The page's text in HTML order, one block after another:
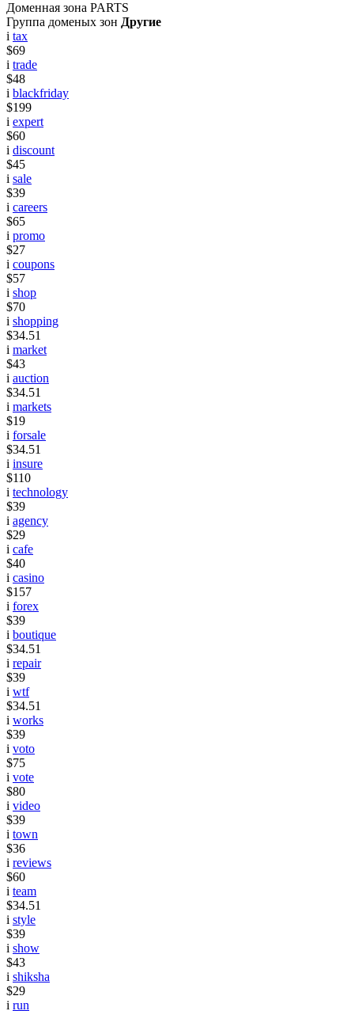
Доменная зона PARTS
Группа доменых зон Другие
i tax
$69
i trade
$48
i blackfriday
$199
i expert
$60
i discount
$45
i sale
$39
i careers
$65
i promo
$27
i coupons
$57
i shop
$70
i shopping
$34.51
i market
$43
i auction
$34.51
i markets
$19
i forsale
$34.51
i insure
$110
i technology
$39
i agency
$29
i cafe
$40
i casino
$157
i forex
$39
i boutique
$34.51
i repair
$39
i wtf
$34.51
i works
$39
i voto
$75
i vote
$80
i video
$39
i town
$36
i reviews
$60
i team
$34.51
i style
$39
i show
$43
i shiksha
$29
i run